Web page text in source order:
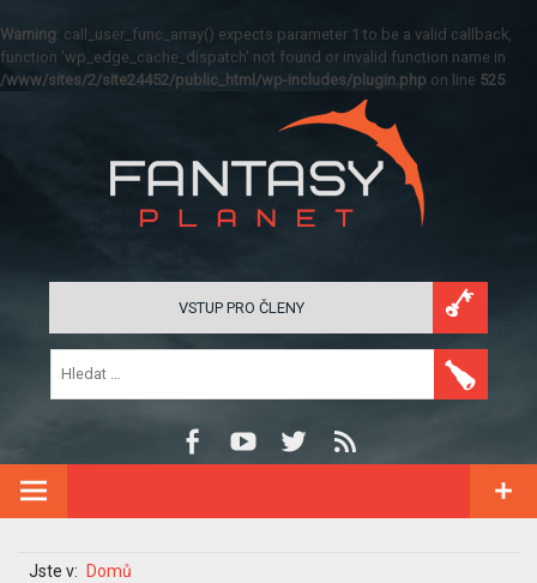
Warning: call_user_func_array() expects parameter 1 to be a valid callback,
function 'wp_edge_cache_dispatch' not found or invalid function name in
/www/sites/2/site24452/public_html/wp-includes/plugin.php on line 525
VSTUP PRO ČLENY
Jste v: Domů